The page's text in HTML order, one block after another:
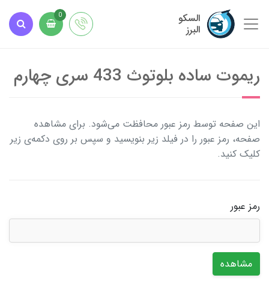
السکو
البرز
0
ریموت ساده بلوتوث 433 سری چهارم
این صفحه توسط رمز عبور محافظت می‌شود. برای مشاهده
صفحه، رمز عبور را در فیلد زیر بنویسید و سپس بر روی دکمه‌ی زیر
کلیک کنید.
رمز عبور
مشاهده